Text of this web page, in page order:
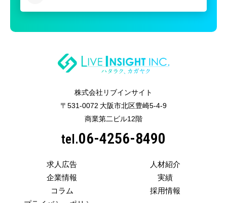
株式会社リブインサイト
〒531-0072 大阪市北区豊崎5-4-9
商業第二ビル12階
tel.06-4256-8490
求人広告
人材紹介
企業情報
実績
コラム
採用情報